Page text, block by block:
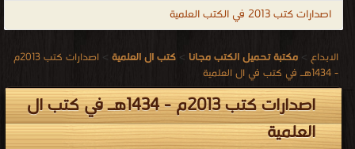
اصدارات كتب 2013 في الكتب العلمية
الابداع > مكتبة تحميل الكتب مجانا > كتب ال العلمية >
اصدارات كتب 2013م
- 1434هـ في كتب في ال العلمية
اصدارات كتب 2013م - 1434هـ في كتب ال
العلمية